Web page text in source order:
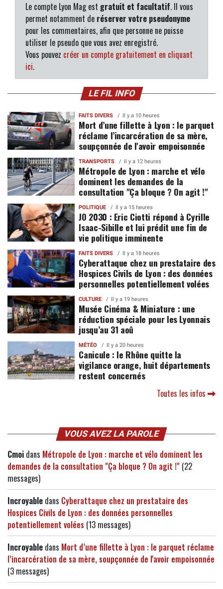
Le compte Lyon Mag est gratuit et facultatif. Il vous
permet notamment de réserver votre pseudonyme
pour les commentaires, afin que personne ne puisse
utiliser le pseudo que vous avez enregistré.
Vous pouvez créer un compte gratuitement en cliquant
ici.
LE FIL INFO
FAITS DIVERS Il y a 10 heures
Mort d’une fillette à Lyon : le parquet
réclame l’incarcération de sa mère,
soupçonnée de l'avoir empoisonnée
TRANSPORTS Il y a 12 heures
Métropole de Lyon : marche et vélo
dominent les demandes de la
consultation "Ça bloque ? On agit !"
POLITIQUE Il y a 15 heures
JO 2030 : Eric Ciotti répond à Cyrille
Isaac-Sibille et lui prédit une fin de
vie politique imminente
FAITS DIVERS Il y a 18 heures
Cyberattaque chez un prestataire des
Hospices Civils de Lyon : des données
personnelles potentiellement volées
CULTURE Il y a 19 heures
Musée Cinéma & Miniature : une
réduction spéciale pour les Lyonnais
jusqu’au 31 aoû
MÉTÉO Il y a 20 heures
Canicule : le Rhône quitte la
vigilance orange, huit départements
restent concernés
Toutes les infos
VOUS AVEZ LA PAROLE
Cmoi dans Métropole de Lyon : marche et vélo dominent les
demandes de la consultation "Ça bloque ? On agit !" (22
messages)
Incroyable dans Cyberattaque chez un prestataire des
Hospices Civils de Lyon : des données personnelles
potentiellement volées (13 messages)
Incroyable dans Mort d’une fillette à Lyon : le parquet réclame
l’incarcération de sa mère, soupçonnée de l'avoir empoisonnée
(3 messages)